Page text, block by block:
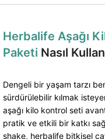
Herbalife Aşağı
Paketi Nasıl
Dengeli bir yaşam tarzı
sürdürülebilir kılmak
aşağı kilo kontrol seti
pratik ve etkili bir katkı
shake, herbalife bitkisel